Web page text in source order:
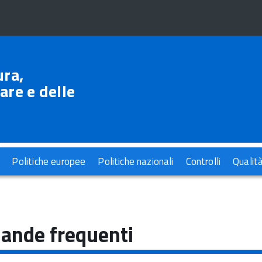
e delle
Politiche europee Politiche nazionali Controlli
frequenti